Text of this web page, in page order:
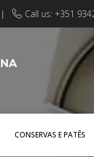
| Call us: +351
CONSERVAS E PATÊS